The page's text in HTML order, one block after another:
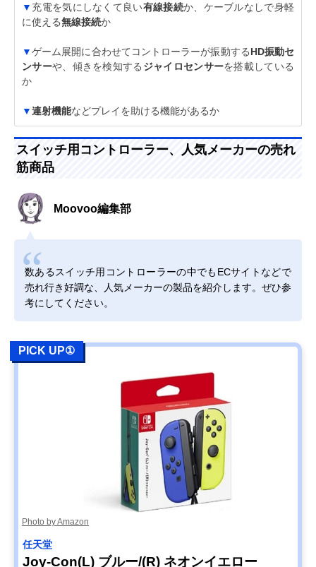
▼ 充電を気にしなくて良い有線接続か、ケーブルなしで身軽
に使える無線接続か
▼ゲーム展開に合わせてコントローラーが振動するHD振動セ
ンサーや、傾きを検知する ジャイロセンサーを搭載している
か
▼連射機能などプレイを助ける機能があるか
スイッチ用コントローラー、人気メーカーの売れ
筋商品
Moovoo編集部
数あるスイッチ用コントローラーの中でもECサイトなどで
売れ行き好調な、人気メーカーの製品を紹介します。ぜひ参
考にしてください。
PICK UP①
Photo by Amazon
任天堂
Joy-Con(L) ブルー/(R) ネオンイエロー